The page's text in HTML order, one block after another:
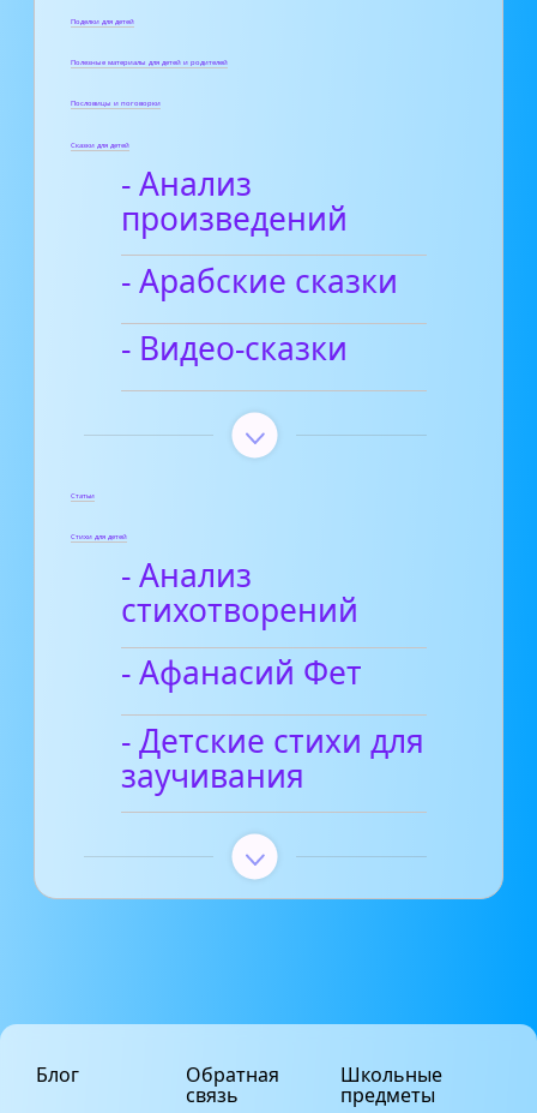
Поделки для детей
Полезные материалы для детей и родителей
Пословицы и поговорки
Сказки для детей
- Анализ
произведений
- Арабские сказки
- Видео-сказки
Статьи
Стихи для детей
- Анализ
стихотворений
- Афанасий Фет
- Детские стихи для
заучивания
Блог Обратная
связь
Школьные
предметы